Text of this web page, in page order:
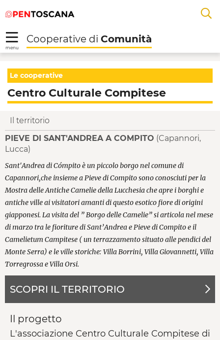
Saltar al contenido principal
alal
menu
Cooperative di Comunità
Centro Culturale
Le cooperative
Centro Culturale Compitese
Il territorio
PIEVE DI SANT'ANDREA A COMPITO (Capannori,
Lucca)
Sant'Andrea di Cómpito è un piccolo borgo nel comune di
Capannori,che insieme a Pieve di Compito sono conosciuti per la
Mostra delle Antiche Camelie della Lucchesia che apre i borghi e
antiche ville ai visitatori amanti di questo esotico fiore di origini
giapponesi. La visita del ” Borgo delle Camelie” si articola nel mese
di marzo tra le fioriture di Sant’Andrea e Pieve di Compito e il
Camelietum Campitese ( un terrazzamento situato alle pendici del
Monte Serra) e le ville storiche: Villa Borrini, Villa Giovannetti, Villa
Torregrossa e Villa Orsi.
SCOPRI IL TERRITORIO
Il progetto
L'associazione Centro Culturale Compitese di